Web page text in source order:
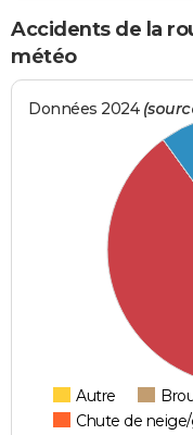
Accidents de la
météo
Données 2024
Autre
Chute de